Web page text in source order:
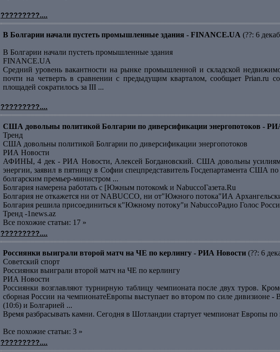
?????????....
В Болгарии начали пустеть промышленные здания - FINANCE.UA (??: 6
В Болгарии начали пустеть промышленные здания
FINANCE.UA
Средний уровень вакантности на рынке промышленной и складской
почти на четверть в сравнении с предыдущим кварталом, сообщает Prian.ru
площадей сократилось за III ...
?????????....
США довольны политикой Болгарии по диверсификации энергопотоков -
Тренд
США довольны политикой Болгарии по диверсификации энергопотоков
РИА Новости
АФИНЫ, 4 дек - РИА Новости, Алексей Богдановский. США довольны
энергии, заявил в пятницу в Софии спецпредставитель Госдепартамента США
болгарским премьер-министром ...
Болгария намерена работать с [Южным потокомk и NabuccoГазета.Ru
Болгария не откажется ни от NABUCCO, ни от"Южного потока"ИА
Болгария решила присоединиться к"Южному потоку"и NabuccoРадио Голос
Тренд -1news.az
Все похожие статьи: 17 »
?????????....
Россиянки выиграли второй матч на ЧЕ по керлингу - РИА Новости (??: 6
Советский спорт
Россиянки выиграли второй матч на ЧЕ по керлингу
РИА Новости
Россиянки возглавляют турнирную таблицу чемпионата после двух туров.
сборная России на чемпионатеЕвропы выступает во втором по силе дивизионе
(10:6) и Болгарией ...
Время разбрасывать камни. Сегодня в Шотландии стартует чемпионат Европы по
Все похожие статьи: 3 »
?????????....